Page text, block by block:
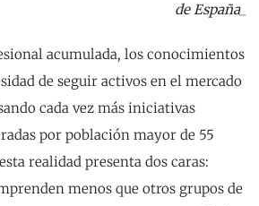
de España_
acumulada, los conocimientos
de seguir activos en el mercado
cada vez más iniciativas
por población mayor de 55
realidad presenta dos caras:
menos que otros grupos de